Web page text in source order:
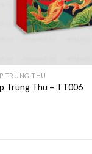
TRUNG THU
Trung Thu – TT006